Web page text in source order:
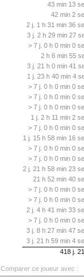
43 min 13
42 min 2
2 j. 1 h 31 min 36
3 j. 2 h 29 min 27
> 7 j. 0 h 0 min 0
2 h 6 min 55
3 j. 21 h 0 min 41
1 j. 23 h 40 min 4
> 7 j. 0 h 0 min 0
> 7 j. 0 h 0 min 0
> 7 j. 0 h 0 min 0
1 j. 2 h 11 min 2
> 7 j. 0 h 0 min 0
1 j. 15 h 58 min 16
> 7 j. 0 h 0 min 0
> 7 j. 0 h 0 min 0
2 j. 21 h 58 min 23
21 h 52 min 40
> 7 j. 0 h 0 min 0
> 7 j. 0 h 0 min 0
2 j. 4 h 41 min 33
> 7 j. 0 h 0 min 0
3 j. 8 h 27 min 47
3 j. 21 h 59 min 4
418 j.
Comparer ce joueur avec :